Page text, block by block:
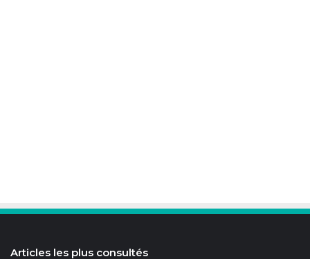
Articles les plus consultés